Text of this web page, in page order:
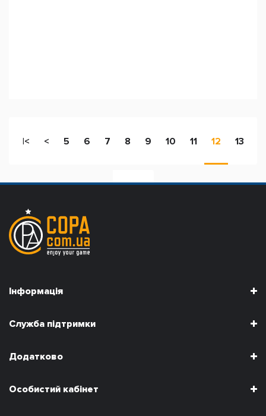
|< < 5 6 7 8 9 10 11 12 13
Інформація
Служба підтримки
Додатково
Особистий кабінет